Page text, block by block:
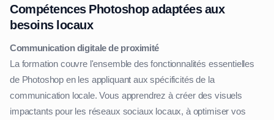
Compétences Photoshop adaptées aux
besoins locaux
Communication digitale de proximité
La formation couvre l'ensemble des fonctionnalités essentielles
de Photoshop en les appliquant aux spécificités de la
communication locale. Vous apprendrez à créer des visuels
impactants pour les réseaux sociaux locaux, à optimiser vos